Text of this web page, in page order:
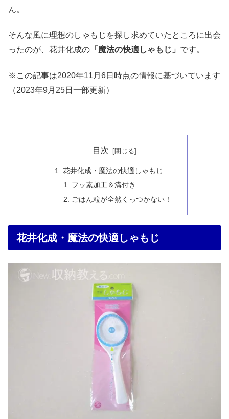
ん。
そんな風に理想のしゃもじを探し求めていたところに出会
ったのが、花井化成の 「魔法の快適しゃもじ」 です。
※この記事は2020年11月6日時点の情報に基づいています
（2023年9月25日一部更新）
目次
花井化成・魔法の快適しゃもじ
フッ素加工＆溝付き
ごはん粒が全然くっつかない！
花井化成・魔法の快適しゃもじ